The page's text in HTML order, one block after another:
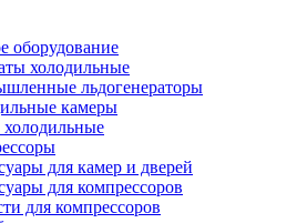
оборудование
холодильные
льдогенераторы
камеры
для камер и дверей
для компрессоров
для компрессоров